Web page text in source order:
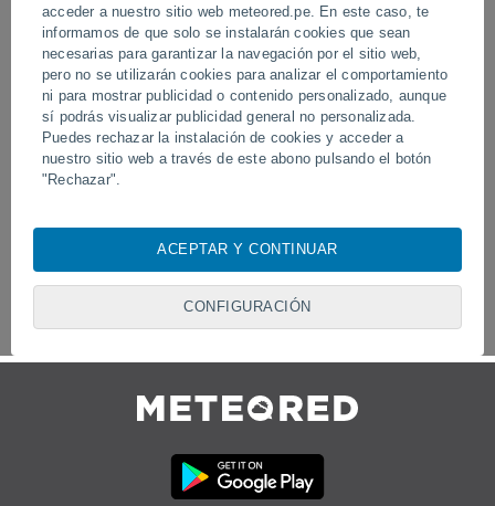
acceder a nuestro sitio web meteored.pe. En este caso, te
informamos de que solo se instalarán cookies que sean
necesarias para garantizar la navegación por el sitio web,
pero no se utilizarán cookies para analizar el comportamiento
ni para mostrar publicidad o contenido personalizado, aunque
sí podrás visualizar publicidad general no personalizada.
Puedes rechazar la instalación de cookies y acceder a
nuestro sitio web a través de este abono pulsando el botón
"Rechazar".
almacenar, acceder y procesar datos personales como su
visita en este sitio web, las direcciones IP y los
identificadores de cookies. Es posible que algunos
puede retirar su consentimiento u oponerse al tratamiento de
Política de Cookiesen este sitio web.
tratamiento de datos:
Almacenar la información en un dispositivo y/o acceder a
ACEPTAR Y CONTINUAR
CONFIGURACIÓN
Tornados y lluvias torrenciales en
Pelotas, Brasil.
Un rayo impactó en un
Síguenos